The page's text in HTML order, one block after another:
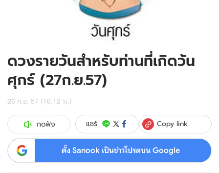
ดวงรายวันสำหรับท่านที่เกิดวัน
ศุกร์ (27ก.ย.57)
26 ก.ย. 57 (16:12 น.)
กดฟัง แชร์ Copy link
ตั้ง Sanook เป็นข่าวโปรดบน Google